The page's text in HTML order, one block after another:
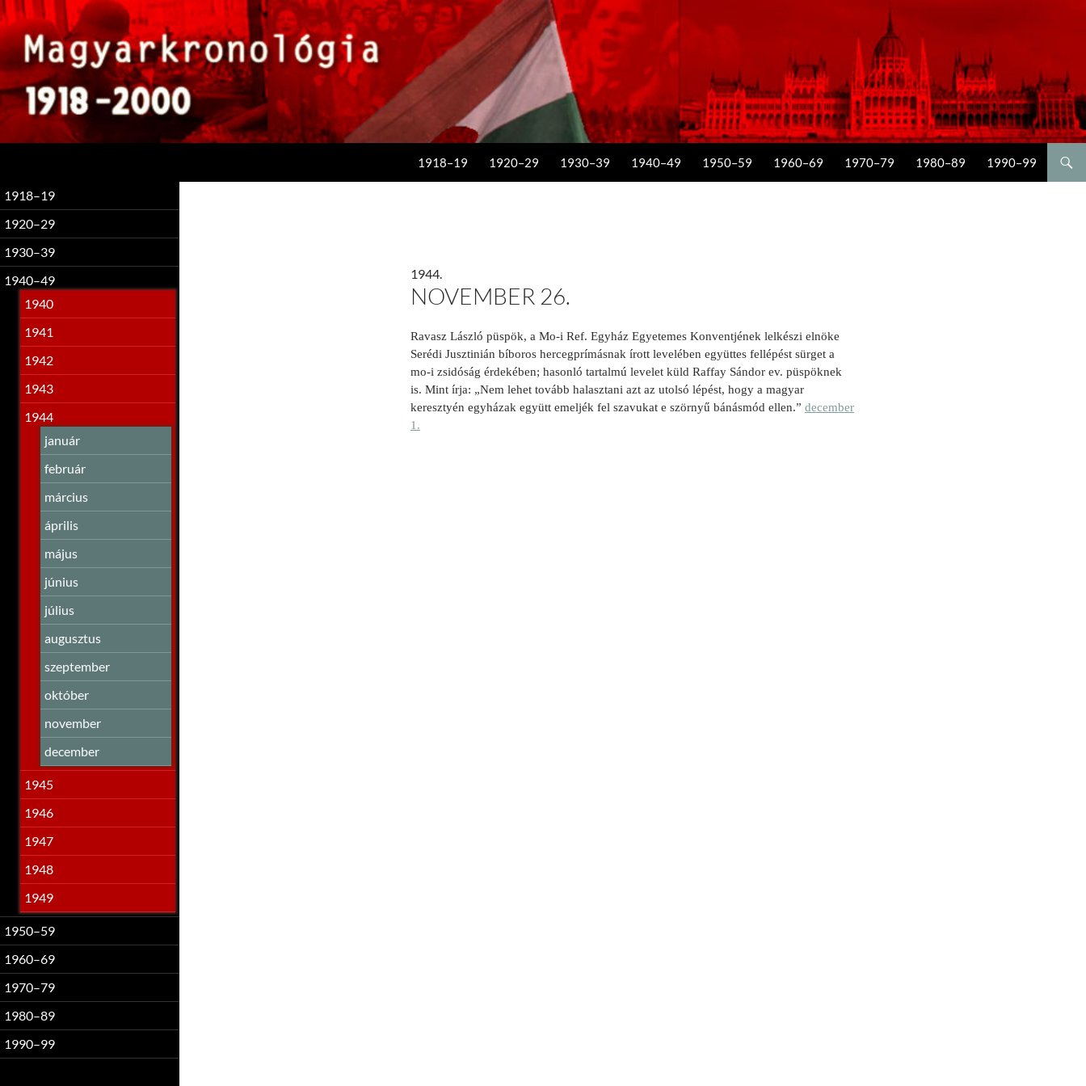
1918–19 1920–29 1930–39 1940–49 1950–59 1960–69 1970–79 1980–89 1990–99
1944.
NOVEMBER 26.
Ravasz László püspök, a Mo-i Ref. Egyház Egyetemes Konventjének lelkészi elnöke
Serédi Jusztinián bíboros hercegprímásnak írott levelében együttes fellépést sürget a
mo-i zsidóság érdekében; hasonló tartalmú levelet küld Raffay Sándor ev. püspöknek
is. Mint írja: „Nem lehet tovább halasztani azt az utolsó lépést, hogy a magyar
keresztyén egyházak együtt emeljék fel szavukat e szörnyű bánásmód ellen.” december
1.
1918–19
1920–29
1930–39
1940–49
1940
1941
1942
1943
1944
január
február
március
április
május
június
július
augusztus
szeptember
október
november
december
1945
1946
1947
1948
1949
1950–59
1960–69
1970–79
1980–89
1990–99